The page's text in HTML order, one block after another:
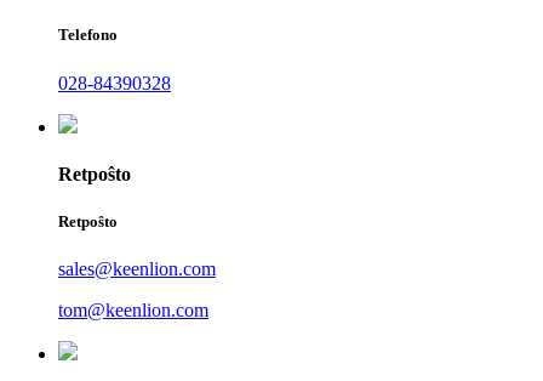
Telefono
028-84390328
Retpoŝto
Retpoŝto
sales@keenlion.com
tom@keenlion.com